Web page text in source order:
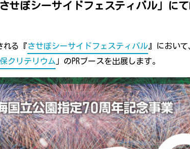
せぼシーサイドフェスティバル」にて
れる『させぼシーサイドフェスティバル』において
クリテリウム 」のPRブースを出展します。